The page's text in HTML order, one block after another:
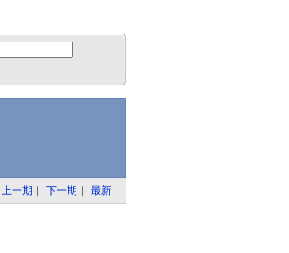
上一期 ｜ 下一期 ｜ 最新